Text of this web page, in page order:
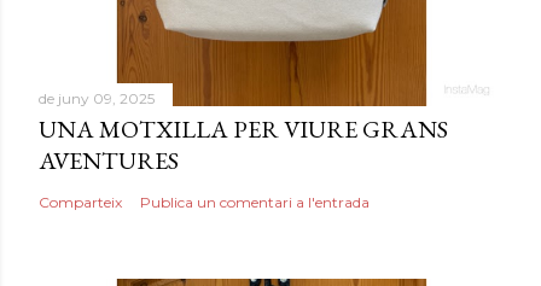
de juny 09, 2025
UNA MOTXILLA PER VIURE GRANS
AVENTURES
Comparteix Publica un comentari a l'entrada